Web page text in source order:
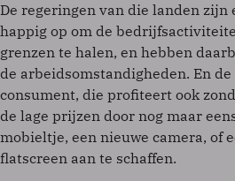
De regeringen van die landen zijn
happig op om de
grenzen te halen, en hebben
de arbeidsomstandigheden. En de
consument, die profiteert ook
de lage prijzen door nog maar
mobieltje, een nieuwe camera, of
flatscreen aan te schaffen.